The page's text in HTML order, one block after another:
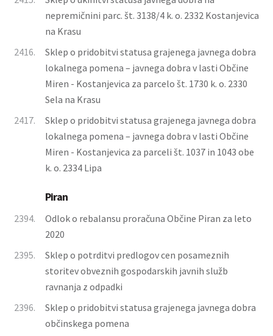
nepremičnini parc. št. 3138/4 k. o. 2332 Kostanjevica
na Krasu
2416.
Sklep o pridobitvi statusa grajenega javnega dobra
lokalnega pomena – javnega dobra v lasti Občine
Miren - Kostanjevica za parcelo št. 1730 k. o. 2330
Sela na Krasu
2417.
Sklep o pridobitvi statusa grajenega javnega dobra
lokalnega pomena – javnega dobra v lasti Občine
Miren - Kostanjevica za parceli št. 1037 in 1043 obe
k. o. 2334 Lipa
Piran
2394.
Odlok o rebalansu proračuna Občine Piran za leto
2020
2395.
Sklep o potrditvi predlogov cen posameznih
storitev obveznih gospodarskih javnih služb
ravnanja z odpadki
2396.
Sklep o pridobitvi statusa grajenega javnega dobra
občinskega pomena